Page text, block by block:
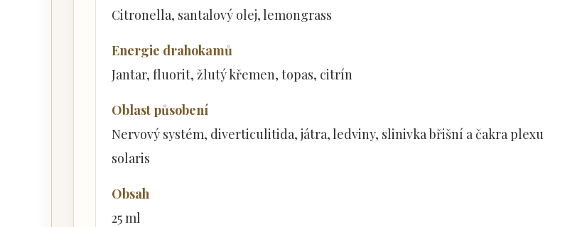
Citronella, santalový olej, lemongrass
Energie drahokamů
Jantar, fluorit, žlutý křemen, topas, citrín
Oblast působení
Nervový systém, diverticulitida, játra, ledviny, slinivka břišní a čakra plexu
solaris
Obsah
25 ml